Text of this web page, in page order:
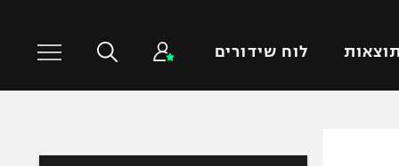
תוצאות לוח שידורים